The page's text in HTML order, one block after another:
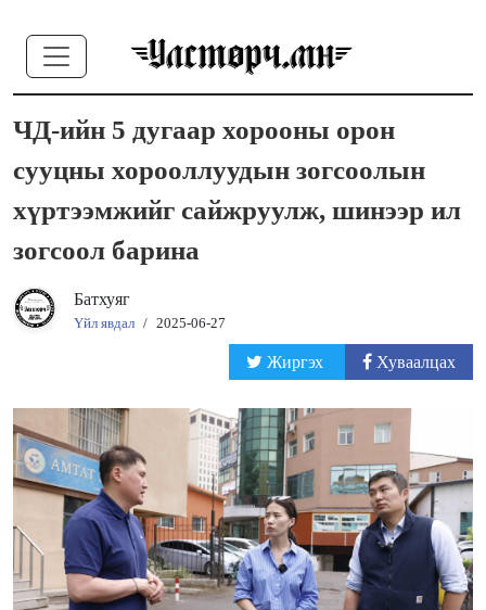
ЧД-ийн 5 дугаар хорооны орон
сууцны хорооллуудын зогсоолын
хүртээмжийг сайжруулж, шинээр ил
зогсоол барина
Батхуяг
Үйл явдал / 2025-06-27
Жиргэх Хуваалцах